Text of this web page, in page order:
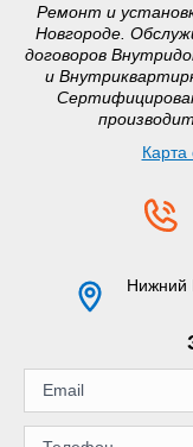
Ремонт и
Новгороде.
договоров
и
Карта
Нижний